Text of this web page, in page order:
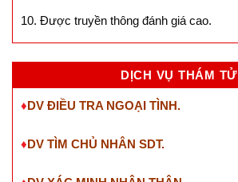
10. Được truyền thông đánh giá cao.
DỊCH VỤ THÁM TỬ
♦DV ĐIỀU TRA NGOẠI TÌNH.
♦DV TÌM CHỦ NHÂN SDT.